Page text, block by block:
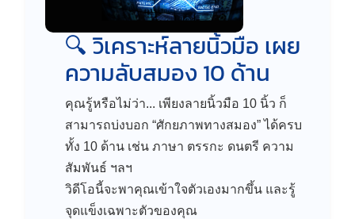
🔍 วิเคราะห์ลายนิ้วมือ เผย
ความลับสมอง 10 ด้าน
คุณรู้หรือไม่ว่า... เพียงลายนิ้วมือ 10 นิ้ว ก็
สามารถบ่งบอก “ศักยภาพทางสมอง” ได้ครบ
ทั้ง 10 ด้าน เช่น ภาษา ตรรกะ ดนตรี ความ
สัมพันธ์ ฯลฯ
วิดีโอนี้จะพาคุณเข้าใจตัวเองมากขึ้น และรู้
จุดแข็งเฉพาะตัวของคุณ